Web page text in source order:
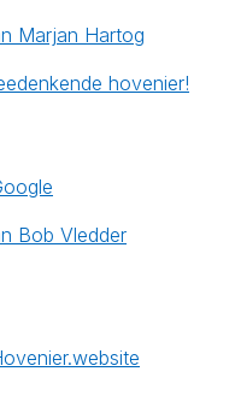
Marjan Hartog
hovenier!
Bob Vledder